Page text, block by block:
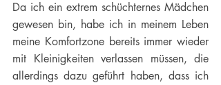
Da ich ein extrem schüchternes Mädchen
gewesen bin, habe ich in meinem Leben
meine Komfortzone bereits immer wieder
mit Kleinigkeiten verlassen müssen, die
allerdings dazu geführt haben, dass ich